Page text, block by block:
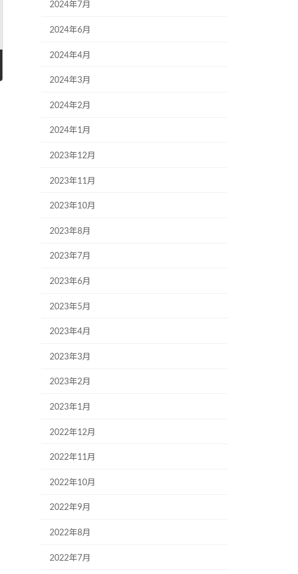
2024年7月
2024年6月
2024年4月
2024年3月
2024年2月
2024年1月
2023年12月
2023年11月
2023年10月
2023年8月
2023年7月
2023年6月
2023年5月
2023年4月
2023年3月
2023年2月
2023年1月
2022年12月
2022年11月
2022年10月
2022年9月
2022年8月
2022年7月